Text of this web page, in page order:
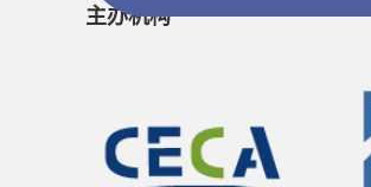
主办机构